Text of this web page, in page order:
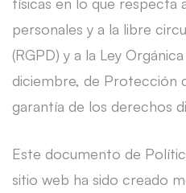
personales y a la libre
(RGPD) y a la Ley
diciembre, de Protección
garantía de los derechos
Este documento de
sitio web ha sido creado